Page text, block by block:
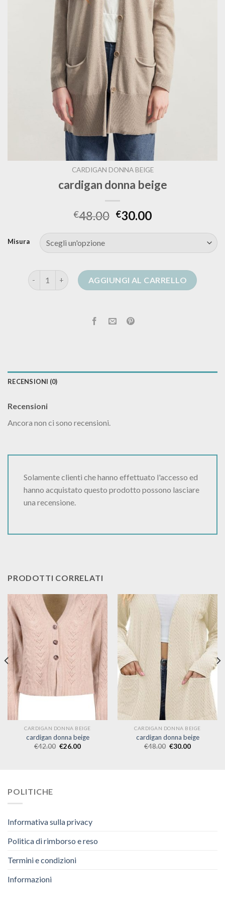
CARDIGAN DONNA BEIGE
cardigan donna beige
€48.00 €30.00
Misura
cardigan donna beige quantitàAGGIUNGI AL CARRELLO
RECENSIONI (0)
Recensioni
Ancora non ci sono recensioni.
Solamente clienti che hanno effettuato l'accesso ed
hanno acquistato questo prodotto possono lasciare
una recensione.
PRODOTTI CORRELATI
CARDIGAN DONNA BEIGE
cardigan donna beige
€42.00 €26.00
CARDIGAN DONNA BEIGE
cardigan donna beige
€48.00 €30.00
POLITICHE
Informativa sulla privacy
Politica di rimborso e reso
Termini e condizioni
Informazioni